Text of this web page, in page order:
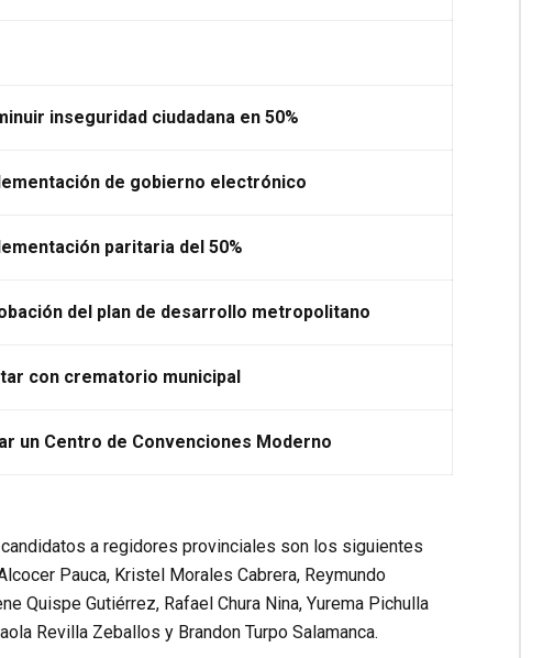
inseguridad ciudadana en 50%
de gobierno electrónico
paritaria del 50%
del plan de desarrollo metropolitano
con crematorio municipal
un Centro de Convenciones Moderno
a regidores provinciales son los siguientes
Pauca, Kristel Morales Cabrera, Reymundo
Quispe Gutiérrez, Rafael Chura Nina, Yurema Pichulla
Revilla Zeballos y Brandon Turpo Salamanca.